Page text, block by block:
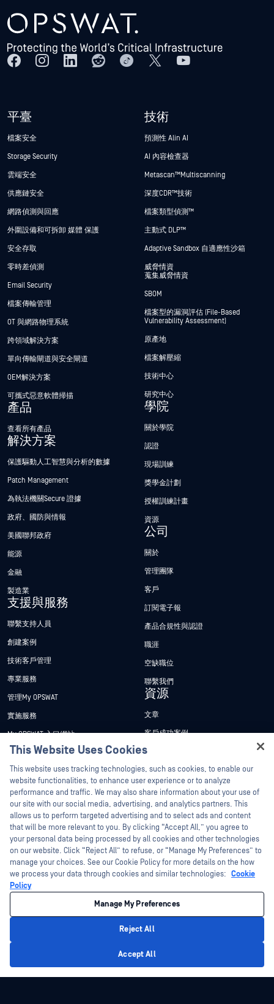
平臺
檔案安全
Storage Security
雲端安全
供應鏈安全
網路偵測與回應
外圍設備和可拆卸 媒體 保護
安全存取
零時差偵測
Email Security
檔案傳輸管理
OT 與網路物理系統
跨領域解決方案
單向傳輸閘道與安全閘道
OEM解決方案
可攜式惡意軟體掃描
產品
查看所有產品
解決方案
保護驅動人工智慧與分析的數據
Patch Management
為執法機關Secure 證據
政府、國防與情報
美國聯邦政府
能源
金融
製造業
支援與服務
聯繫支持人員
創建案例
技術客戶管理
專業服務
管理My OPSWAT
實施服務
My OPSWAT 入口網站
技術檔案
訓練
漏洞通報計畫
合作夥伴
認證
技術合作夥伴
管道合作夥伴計劃
技術
預測性 Alin AI
AI 內容檢查器
Metascan™ Multiscanning
深度CDR™技術
檔案類型偵測™
主動式 DLP™
Adaptive Sandbox 自適應性沙箱
威脅情資
蒐集威脅情資
SBOM
檔案型的漏洞評估 (File-Based
Vulnerability Assessment)
原產地
檔案解壓縮
技術中心
研究中心
學院
關於學院
認證
現場訓練
獎學金計劃
授權訓練計畫
資源
公司
關於
管理團隊
客戶
訂閱電子報
產品合規性與認證
職涯
空缺職位
聯繫我們
資源
文章
客戶成功案例
新聞稿
新聞報導
網路研討會
產品型錄
白皮書
免費工具
©2026OPSWAT . 保留所有權利。OPSWAT、MetaDefender、Metascan、
MetaAccess、OPSWAT 、Trust no File. Trust No Device.、OPSWAT 、Protecting the
World's Critical Infrastructure、Deep CDR™ Technology、InQuest、InQuest標誌、
DFI、RetroHunt、Deep File Inspection 及 Join the Hunt 均為OPSWAT 之商標。第三
管理 Cookie 偏好
This Website Uses Cookies
This website uses tracking technologies, such as cookies, to enable our
website functionalities, to enhance user experience or to analyze
performance and traffic. We may also share information about your use of
our site with our social media, advertising, and analytics partners. This
allows us to perform targeted advertising and to select ads and content
that will be more relevant to you. By clicking “Accept All,” you agree to
your personal data being processed by all cookies and other technologies
on our website. Click “Reject All” to refuse, or “Manage My Preferences” to
manage your choices. See our Cookie Policy for more details on the how
we process your data through cookies and similar technologies: Cookie
Policy
Manage My Preferences
Reject All
Accept All
Hey there!
I'm Ozzy, your OPSWAT virtual assistant.
How can I help you secure what's critical
today?